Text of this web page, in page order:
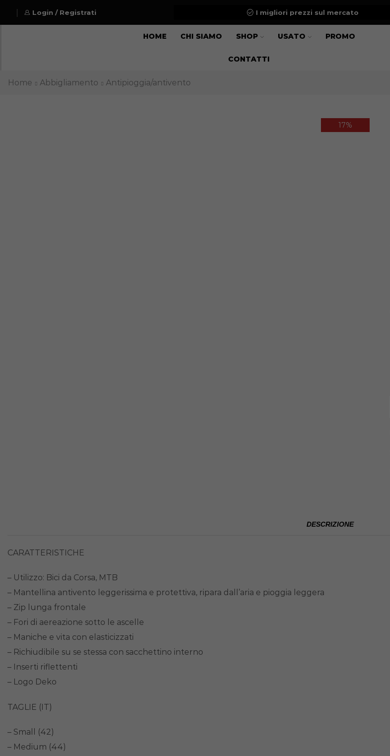
Login / Registrati I migliori prezzi sul mercato
HOME CHI SIAMO SHOP USATO PROMO
CONTATTI
Home Abbigliamento Antipioggia/antivento
17%
DESCRIZIONE
CARATTERISTICHE
– Utilizzo: Bici da Corsa, MTB
– Mantellina antivento leggerissima e protettiva, ripara dall’aria e pioggia leggera
– Zip lunga frontale
– Fori di aereazione sotto le ascelle
– Maniche e vita con elasticizzati
– Richiudibile su se stessa con sacchettino interno
– Inserti riflettenti
– Logo Deko
TAGLIE (IT)
– Small (42)
– Medium (44)